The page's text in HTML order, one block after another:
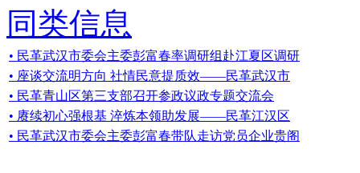
同类信息
• 民革武汉市委会主委彭富春率调研组赴江夏区调研
• 座谈交流明方向 社情民意提质效——民革武汉市
• 民革青山区第三支部召开参政议政专题交流会
• 赓续初心强根基 淬炼本领助发展——民革江汉区
• 民革武汉市委会主委彭富春带队走访党员企业贵阁